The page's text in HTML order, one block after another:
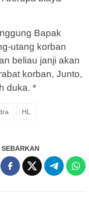
Bapak
utang korban
beliau janji akan
korban, Junto,
duka. *
HL
SEBARKAN